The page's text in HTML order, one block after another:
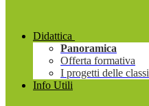
Didattica
Panoramica
Offerta formativa
I progetti delle classi
Info Utili